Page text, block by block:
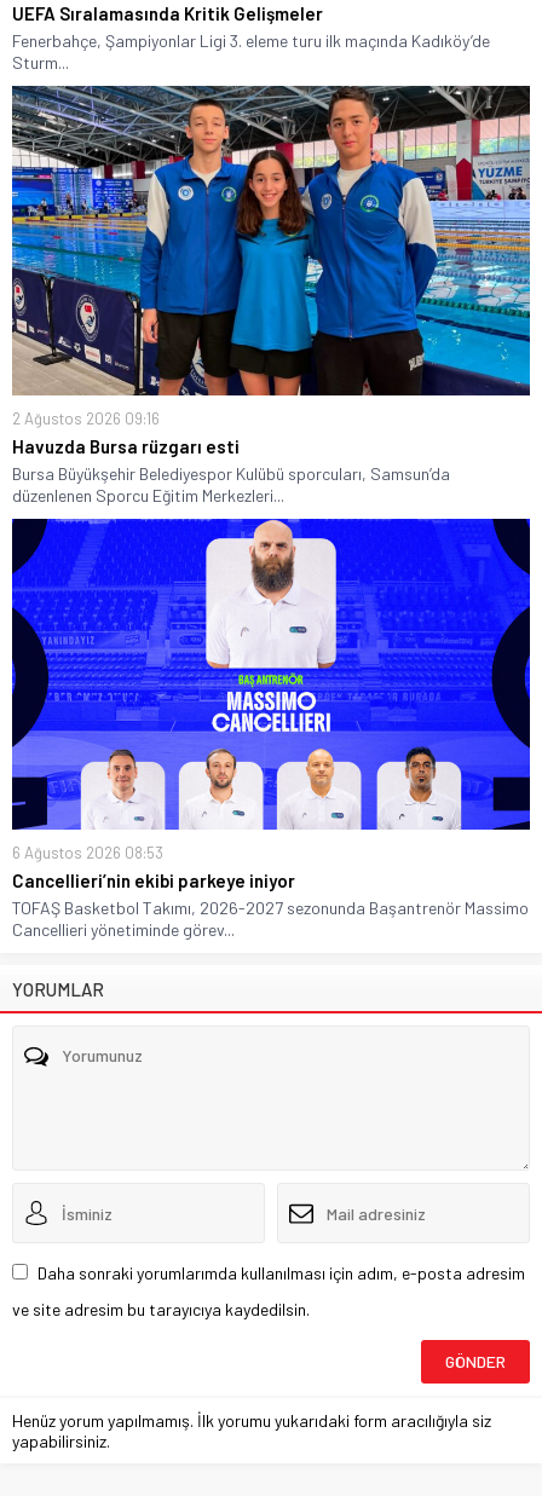
UEFA Sıralamasında Kritik Gelişmeler
Fenerbahçe, Şampiyonlar Ligi 3. eleme turu ilk maçında Kadıköy’de
Sturm...
2 Ağustos 2026 09:16
Havuzda Bursa rüzgarı esti
Bursa Büyükşehir Belediyespor Kulübü sporcuları, Samsun’da
düzenlenen Sporcu Eğitim Merkezleri...
6 Ağustos 2026 08:53
Cancellieri’nin ekibi parkeye iniyor
TOFAŞ Basketbol Takımı, 2026-2027 sezonunda Başantrenör Massimo
Cancellieri yönetiminde görev...
YORUMLAR
Daha sonraki yorumlarımda kullanılması için adım, e-posta adresim
ve site adresim bu tarayıcıya kaydedilsin.
Henüz yorum yapılmamış. İlk yorumu yukarıdaki form aracılığıyla siz
yapabilirsiniz.